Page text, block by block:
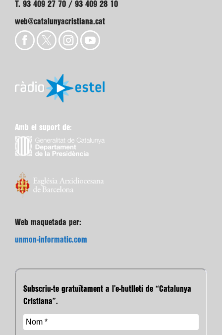
T. 93 409 27 70 / 93 409 28 10
web@catalunyacristiana.cat
Amb el suport de:
Web maquetada per:
unmon-informatic.com
Subscriu-te gratuïtament a l’e-butlletí de “Catalunya
Cristiana”.